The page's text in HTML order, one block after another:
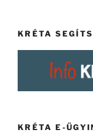
KRÉTA
KRÉTA E-